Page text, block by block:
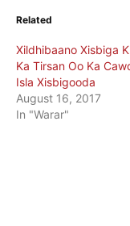
Related
Xildhibaano Xisbiga
Ka Tirsan Oo Ka
Isla Xisbigooda
August 16, 2017
In "Warar"